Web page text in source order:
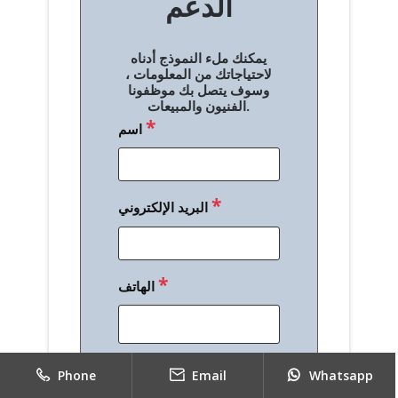
يمكنك ملء النموذج أدناه
لاحتياجاتك من المعلومات ،
وسوف يتصل بك موظفونا
الفنيون والمبيعات.
اسم*
البريد الإلكتروني*
الهاتف*
Phone Email Whatsapp